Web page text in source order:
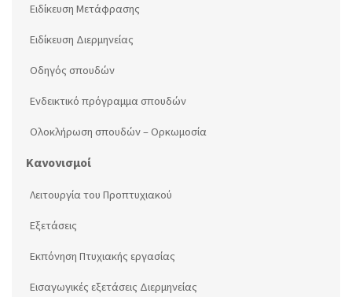
Ειδίκευση Μετάφρασης
Ειδίκευση Διερμηνείας
Οδηγός σπουδών
Ενδεικτικό πρόγραμμα σπουδών
Ολοκλήρωση σπουδών – Ορκωμοσία
Κανονισμοί
Λειτουργία του Προπτυχιακού
Εξετάσεις
Εκπόνηση Πτυχιακής εργασίας
Εισαγωγικές εξετάσεις Διερμηνείας